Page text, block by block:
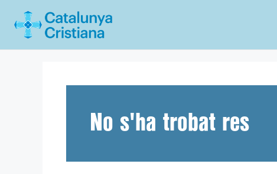
No s'ha trobat res